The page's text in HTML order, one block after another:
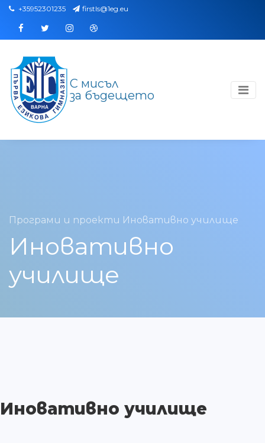
+35952301235 firstls@1eg.eu
FacebookTwitterInstagramDribbble
С мисъл
за бъдещето
Програми и проекти Иновативно училище
Иновативно
училище
Иновативно училище